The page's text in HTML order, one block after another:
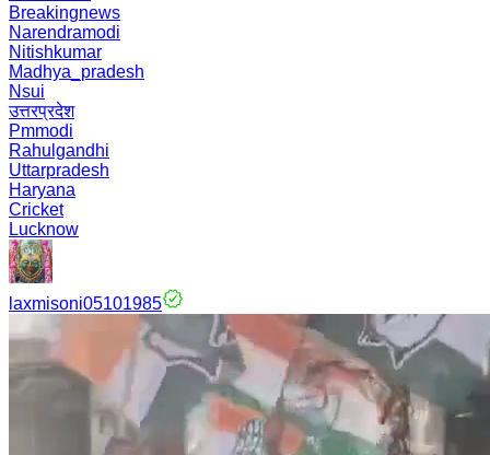
Breakingnews
Narendramodi
Nitishkumar
Madhya_pradesh
Nsui
उत्तरप्रदेश
Pmmodi
Rahulgandhi
Uttarpradesh
Haryana
Cricket
Lucknow
laxmisoni05101985